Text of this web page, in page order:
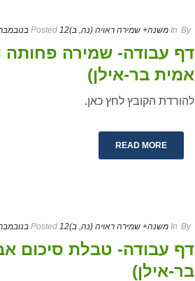
By
In משנה+ שמירה ראויה (נה, ב) Posted 12 בנובמבר 2019
דף עבודה- שמירה פחותה
אמית בר-אילן)
להורדת הקובץ לחץ כאן.
READ MORE
By
In משנה+ שמירה ראויה (נה, ב) Posted 12 בנובמבר 2019
דף עבודה- טבלת סיכום
בר-אילן)